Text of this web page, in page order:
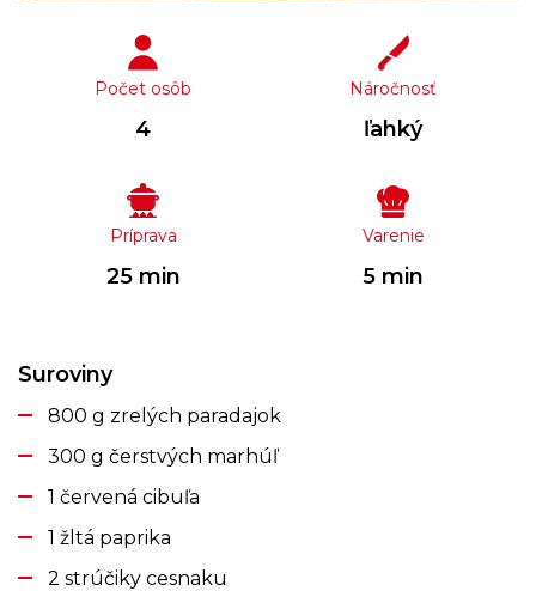
Počet osôb
4
Náročnosť
ľahký
Príprava
25 min
Varenie
5 min
Suroviny
800 g zrelých paradajok
300 g čerstvých marhúľ
1 červená cibuľa
1 žltá paprika
2 strúčiky cesnaku